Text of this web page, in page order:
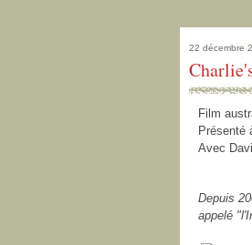
22 décembre
Film
Présenté
Avec
Depuis
appelé